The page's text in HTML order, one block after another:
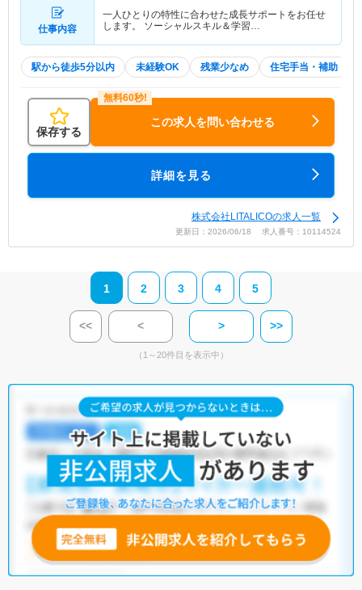
仕事内容
一人ひとりの特性に合わせた成長サポートをお任せ
します。 ソーシャルスキル＆学習…
駅から徒歩5分以内 未経験OK 残業少なめ 住宅手当・補助
保存する
この求人を問い合わせる
詳細を見る
株式会社LITALICOの求人一覧
更新日：2026/06/18 求人番号：10114524
1 2 3 4 5
<< < > >>
（1～20件目を表示中）